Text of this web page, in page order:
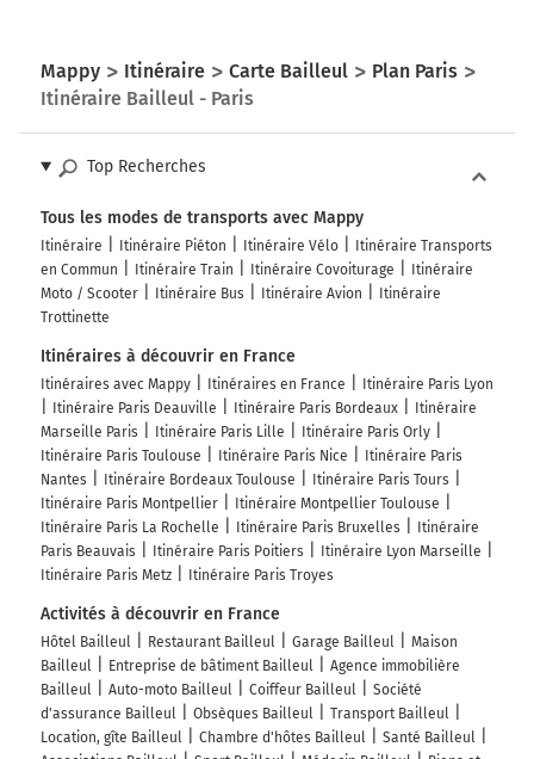
Mappy Itinéraire Carte Bailleul
Plan Paris
Itinéraire Bailleul - Paris
Top Recherches
Tous les modes de transports avec Mappy
Itinéraire Itinéraire Piéton Itinéraire Vélo
Itinéraire Transports
en Commun
Itinéraire Train Itinéraire Covoiturage
Itinéraire
Moto / Scooter
Itinéraire Bus Itinéraire Avion
Itinéraire
Trottinette
Itinéraires à découvrir en France
Itinéraires avec Mappy Itinéraires en France
Itinéraire Paris Lyon
Itinéraire Paris Deauville
Itinéraire Paris Bordeaux
Itinéraire
Marseille Paris
Itinéraire Paris Lille
Itinéraire Paris Orly
Itinéraire Paris Toulouse
Itinéraire Paris Nice
Itinéraire Paris
Nantes
Itinéraire Bordeaux Toulouse
Itinéraire Paris Tours
Itinéraire Paris Montpellier
Itinéraire Montpellier Toulouse
Itinéraire Paris La Rochelle
Itinéraire Paris Bruxelles
Itinéraire
Paris Beauvais
Itinéraire Paris Poitiers
Itinéraire Lyon Marseille
Itinéraire Paris Metz
Itinéraire Paris Troyes
Activités à découvrir en France
Hôtel Bailleul Restaurant Bailleul Garage Bailleul
Maison
Bailleul
Entreprise de bâtiment Bailleul
Agence immobilière
Bailleul
Auto-moto Bailleul Coiffeur Bailleul
Société
d'assurance Bailleul
Obsèques Bailleul
Transport Bailleul
Location, gîte Bailleul
Chambre d'hôtes Bailleul
Santé Bailleul